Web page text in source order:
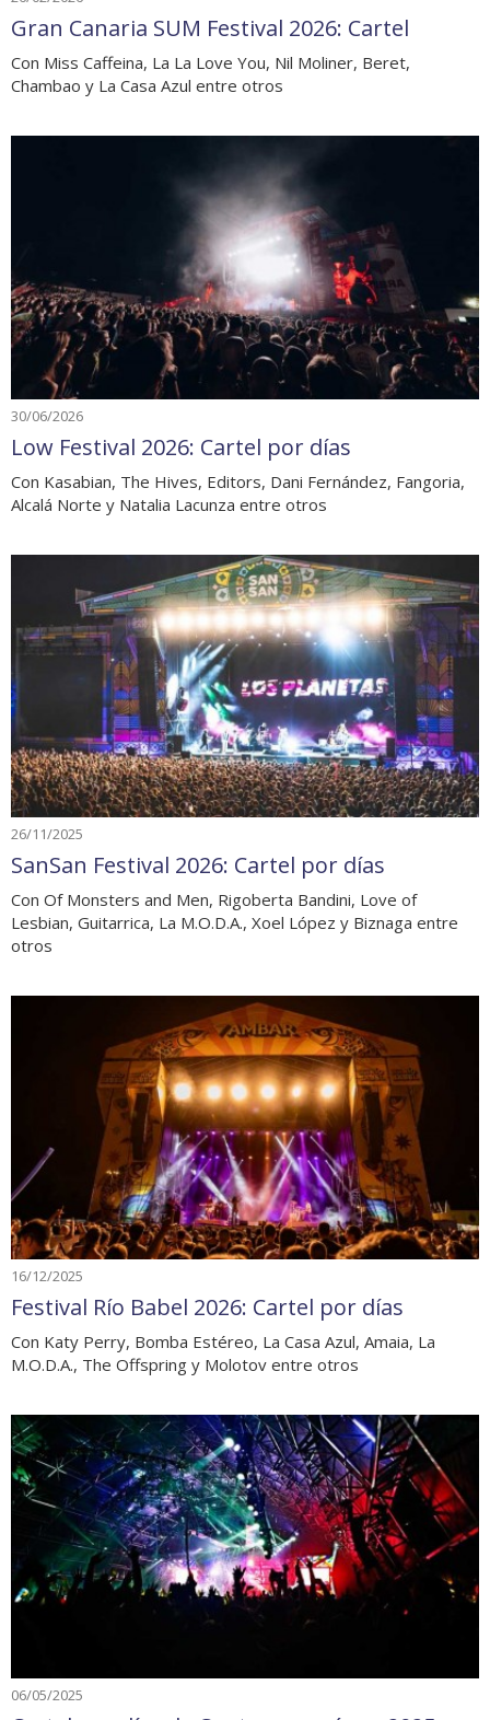
Gran Canaria SUM Festival 2026: Cartel
Con Miss Caffeina, La La Love You, Nil Moliner, Beret,
Chambao y La Casa Azul entre otros
30/06/2026
Low Festival 2026: Cartel por días
Con Kasabian, The Hives, Editors, Dani Fernández, Fangoria,
Alcalá Norte y Natalia Lacunza entre otros
26/11/2025
SanSan Festival 2026: Cartel por días
Con Of Monsters and Men, Rigoberta Bandini, Love of
Lesbian, Guitarrica, La M.O.D.A., Xoel López y Biznaga entre
otros
16/12/2025
Festival Río Babel 2026: Cartel por días
Con Katy Perry, Bomba Estéreo, La Casa Azul, Amaia, La
M.O.D.A., The Offspring y Molotov entre otros
06/05/2025